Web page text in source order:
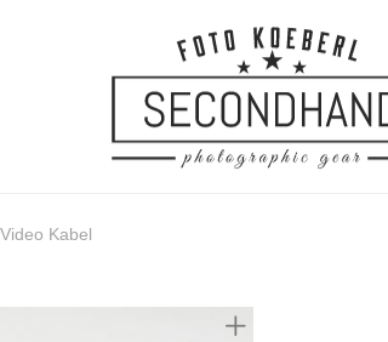
Kabel